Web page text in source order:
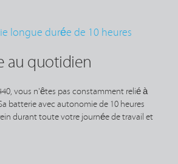
longue durée de 10 heures
au quotidien
vous n'êtes pas constamment relié à
batterie avec autonomie de 10 heures
durant toute votre journée de travail et